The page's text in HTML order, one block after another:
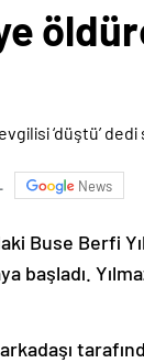
News
Buse Berfi
başladı.